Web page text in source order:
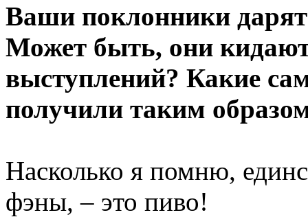
Ваши поклонники
Может быть, они
выступлений? Какие
получили таким
Насколько я помню,
фэны, – это пиво!